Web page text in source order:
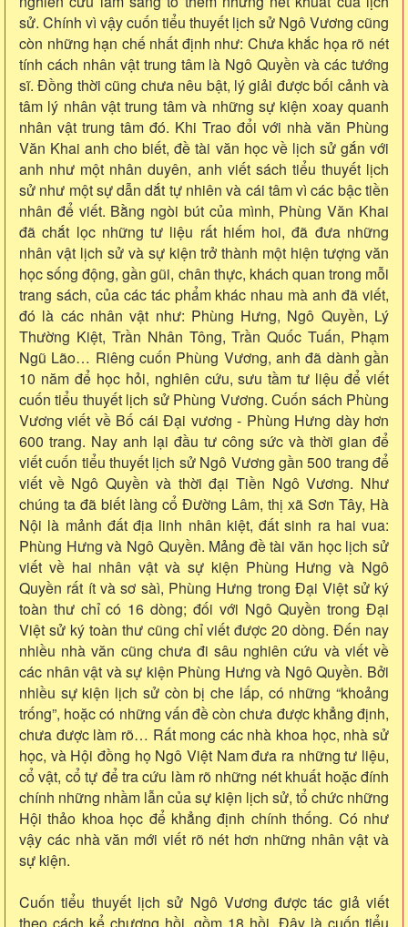
sử. Chính vì vậy cuốn tiểu thuyết lịch sử Ngô Vương cũng
còn những hạn chế nhất định như: Chưa khắc họa rõ nét
tính cách nhân vật trung tâm là Ngô Quyền và các tướng
sĩ. Đồng thời cũng chưa nêu bật, lý giải được bối cảnh và
tâm lý nhân vật trung tâm và những sự kiện xoay quanh
nhân vật trung tâm đó. Khi Trao đổi với nhà văn Phùng
Văn Khai anh cho biết, đề tài văn học về lịch sử gắn với
anh như một nhân duyên, anh viết sách tiểu thuyết lịch
sử như một sự dẫn dắt tự nhiên và cái tâm vì các bậc tiền
nhân để viết. Bằng ngòi bút của mình, Phùng Văn Khai
đã chắt lọc những tư liệu rất hiếm hoi, đã đưa những
nhân vật lịch sử và sự kiện trở thành một hiện tượng văn
học sống động, gần gũi, chân thực, khách quan trong mỗi
trang sách, của các tác phẩm khác nhau mà anh đã viết,
đó là các nhân vật như: Phùng Hưng, Ngô Quyền, Lý
Thường Kiệt, Trần Nhân Tông, Trần Quốc Tuấn, Phạm
Ngũ Lão… Riêng cuốn Phùng Vương, anh đã dành gần
10 năm để học hỏi, nghiên cứu, sưu tầm tư liệu để viết
cuốn tiểu thuyết lịch sử Phùng Vương. Cuốn sách Phùng
Vương viết về Bố cái Đại vương - Phùng Hưng dày hơn
600 trang. Nay anh lại đầu tư công sức và thời gian để
viết cuốn tiểu thuyết lịch sử Ngô Vương gần 500 trang để
viết về Ngô Quyền và thời đại Tiền Ngô Vương. Như
chúng ta đã biết làng cổ Đường Lâm, thị xã Sơn Tây, Hà
Nội là mảnh đất địa linh nhân kiệt, đất sinh ra hai vua:
Phùng Hưng và Ngô Quyền. Mảng đề tài văn học lịch sử
viết về hai nhân vật và sự kiện Phùng Hưng và Ngô
Quyền rất ít và sơ sàì, Phùng Hưng trong Đại Việt sử ký
toàn thư chỉ có 16 dòng; đối với Ngô Quyền trong Đại
Việt sử ký toàn thư cũng chỉ viết được 20 dòng. Đến nay
nhiều nhà văn cũng chưa đi sâu nghiên cứu và viết về
các nhân vật và sự kiện Phùng Hưng và Ngô Quyền. Bởi
nhiều sự kiện lịch sử còn bị che lấp, có những “khoảng
trống”, hoặc có những vấn đề còn chưa được khẳng định,
chưa được làm rõ… Rất mong các nhà khoa học, nhà sử
học, và Hội đồng họ Ngô Việt Nam đưa ra những tư liệu,
cổ vật, cổ tự để tra cứu làm rõ những nét khuất hoặc đính
chính những nhầm lẫn của sự kiện lịch sử, tổ chức những
Hội thảo khoa học để khẳng định chính thống. Có như
vậy các nhà văn mới viết rõ nét hơn những nhân vật và
sự kiện.
Cuốn tiểu thuyết lịch sử Ngô Vương được tác giả viết